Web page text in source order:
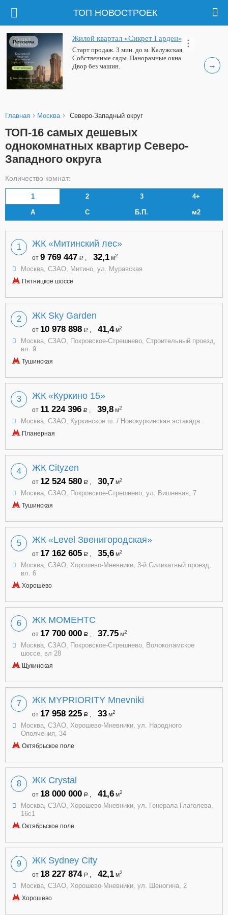
ТОП НОВОСТРОЕК
→
Жилой квартал «Сикрет Гарден»
Старт продаж. 3 мин. до м. Калужская.
Собственные сады. Панорамные окна.
Двор без машин.
Реклама
Главная › Москва › Северо-Западный округ
ТОП-16 самых дешевых
однокомнатных квартир Северо-
Западного округа
Количество комнат:
1 2 3 4+
А С Б.П. м2
1 ЖК «Митинский лес»
от 9 769 447 a , 32,1 м2
Москва, СЗАО, Митино, ул. Муравская
Пятницкое шоссе
2 ЖК Sky Garden
от 10 978 898 a , 41,4м2
Москва, СЗАО, Покровское-Стрешнево, Строительный проезд,
вл. 9
Тушинская
3 ЖК «Куркино 15»
от 11 224 396 a , 39,8 м2
Москва, СЗАО, Куркинское ш. / Новокуркинская эстакада
Планерная
4 ЖК Cityzen
от 12 524 580 a , 30,7 м2
Москва, СЗАО, Покровское-Стрешнево, ул. Вишневая, 7
Тушинская
5 ЖК «Level Звенигородская»
от 17 162 605 a , 35,6 м2
Москва, СЗАО, Хорошево-Мневники, 3-й Силикатный проезд,
вл. 6
Хорошёво
6 ЖК МОМЕНТС
от 17 700 000 a , 37.75 м2
Москва, СЗАО, Покровское-Стрешнево, Волоколамское
шоссе, вл 28
Щукинская
7 ЖК MYPRIORITY Mnevniki
от 17 958 225 a , 33 м2
Москва, СЗАО, Хорошево-Мневники, ул. Народного
Ополчения, 34
Октябрьское поле
8 ЖК Crystal
от 18 000 000 a , 41,6 м2
Москва, СЗАО, Хорошево-Мневники, ул. Генерала Глаголева,
16с1
Октябрьское поле
9 ЖК Sydney City
от 18 227 874 a , 42,1 м2
Москва, СЗАО, Хорошево-Мневники, ул. Шеногина, 2
Хорошёво